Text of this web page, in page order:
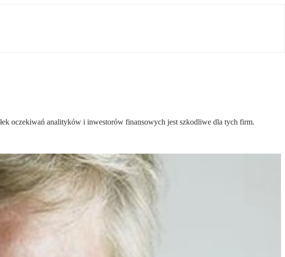
oczekiwań analityków i inwestorów finansowych jest szkodliwe dla tych firm.